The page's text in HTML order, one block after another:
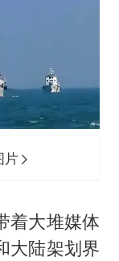
片
着大堆媒体
大陆架划界